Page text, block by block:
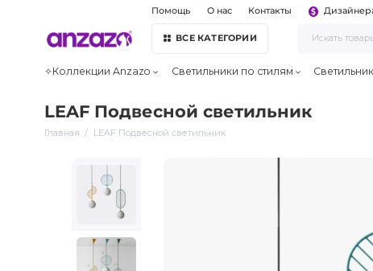
Помощь О нас Контакты
ВСЕ КАТЕГОРИИ
✧Коллекции Anzazo Светильники по стилям
LEAF Подвесной светильник
Главная LEAF Подвесной светильник